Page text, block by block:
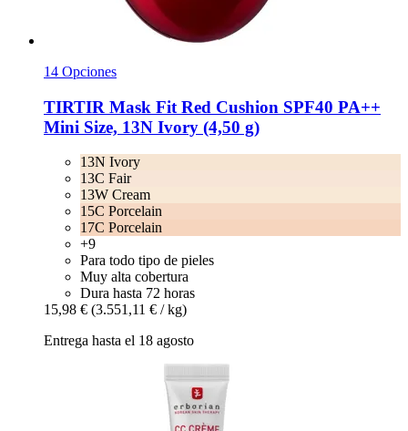
14 Opciones
TIRTIR Mask Fit Red Cushion SPF40 PA++
Mini Size, 13N Ivory (4,50 g)
13N Ivory
13C Fair
13W Cream
15C Porcelain
17C Porcelain
+9
Para todo tipo de pieles
Muy alta cobertura
Dura hasta 72 horas
15,98 € (3.551,11 € / kg)
Entrega hasta el 18 agosto